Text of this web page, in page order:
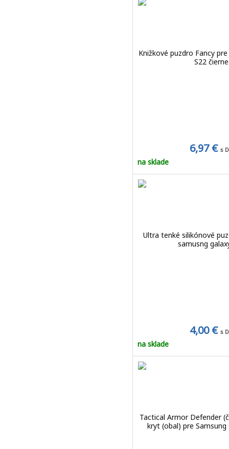
Knižkové puzdro Fancy
S22 čierne
6,97 €s
na sklade
Ultra tenké silikónové
samusng
4,00 €s
na sklade
Tactical Armor Defender
kryt (obal) pre Samsung